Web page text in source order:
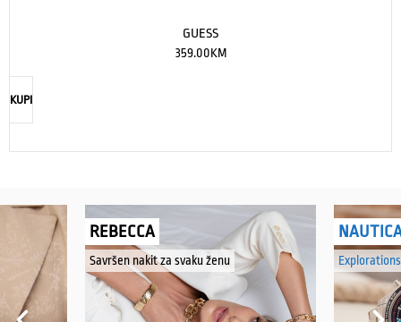
GUESS
359.00KM
KUPI
REBECCA
Savršen nakit za svaku ženu